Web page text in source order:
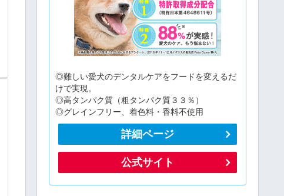
◎難しい愛犬のデンタルケアをフードを変えるだ
けで実現。
◎高タンパク質（粗タンパク質３３％）
◎グレインフリー、着色料・香料不使用
詳細ページ
公式サイト